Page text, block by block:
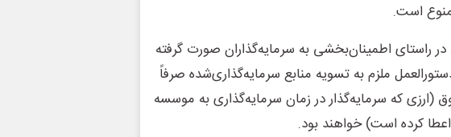
است.
اطمینان‌بخشی به سرمایه‌گذاران صورت گرفته
ملزم به تسویه منابع سرمایه‌گذاری‌شده صرفاً
(ارزی که سرمایه‌گذار در زمان سرمایه‌گذاری به موسسه
اعطا کرده است) خواهند بود.